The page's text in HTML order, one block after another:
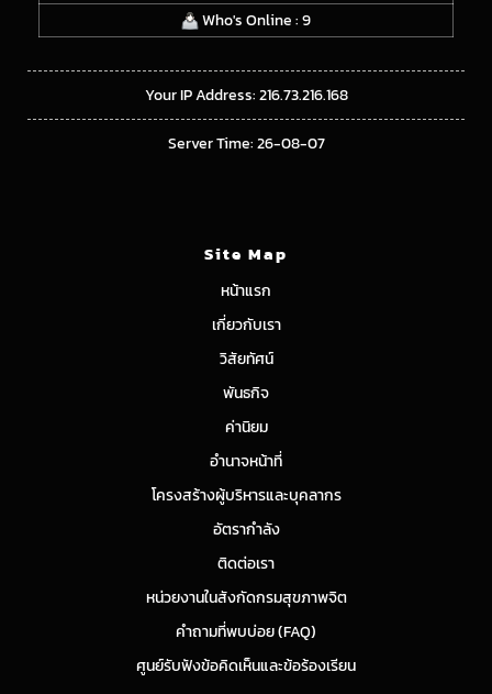
Who's Online : 9
Your IP Address: 216.73.216.168
Server Time: 26-08-07
Site Map
หน้าแรก
เกี่ยวกับเรา
วิสัยทัศน์
พันธกิจ
ค่านิยม
อำนาจหน้าที่
โครงสร้างผู้บริหารและบุคลากร
อัตรากำลัง
ติดต่อเรา
หน่วยงานในสังกัดกรมสุขภาพจิต
คำถามที่พบบ่อย (FAQ)
ศูนย์รับฟังข้อคิดเห็นและข้อร้องเรียน